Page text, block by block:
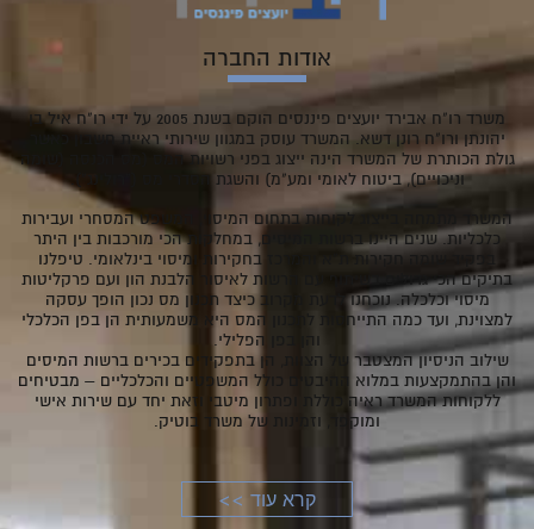
אודות החברה
משרד רו"ח אבירד יועצים פיננסים הוקם בשנת 2005 על ידי רו"ח איל בן
יהונתן ורו"ח רונן דשא. המשרד עוסק במגוון שירותי ראיית חשבון כאשר
גולת הכותרת של המשרד הינה ייצוג בפני רשויות המס (מס הכנסה (שומה
וניכויים), ביטוח לאומי ומע"מ) והשגת הסדרי מס ("רולינג").
המשרד מתמחה בייצוג לקוחות בתחום המיסוי, המשפט המסחרי ועבירות
כלכליות. שנים היינו ברשות המיסים, במחלקות הכי מורכבות בין היתר
בפקיד שומה חקירות ת"א והמרכז בחקירות ומיסוי בינלאומי. טיפלנו
בתיקים הכי גדולים בשיתוף עם הרשות לאיסור הלבנת הון ועם פרקליטות
מיסוי וכלכלה. נוכחנו לדעת מקרוב כיצד תכנון מס נכון הופך עסקה
למצוינת, ועד כמה התייחסות לתכנון המס היא משמעותית הן בפן הכלכלי
והן בפן הפלילי.
שילוב הניסיון המצטבר של הצוות, הן בתפקידים בכירים ברשות המיסים
והן בהתמקצעות במלוא ההיבטים כולל המשפטיים והכלכליים – מבטיחים
ללקוחות המשרד ראיה כוללת ופתרון מיטבי וזאת יחד עם שירות אישי
ומוקפד, וזמינות של משרד בוטיק.
קרא עוד >>